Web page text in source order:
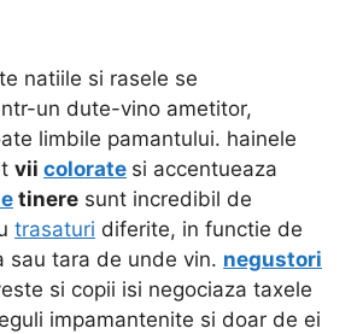
natiile si rasele se
un dute-vino ametitor,
limbile pamantului. hainele
vii colorate si accentueaza
tinere sunt incredibil de
trasaturi diferite, in functie de
sau tara de unde vin. negustori
si copii isi negociaza taxele
impamantenite si doar de ei